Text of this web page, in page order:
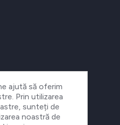
ajută să oferim
Prin utilizarea
sunteți de
noastră de